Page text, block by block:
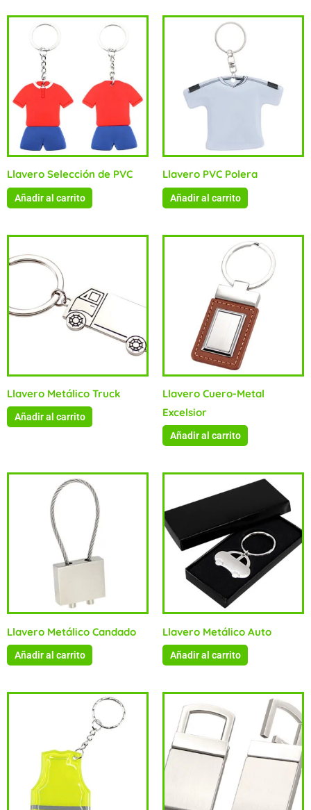
Llavero Selección de PVC
Añadir al carrito
Llavero PVC Polera
Añadir al carrito
Llavero Metálico Truck
Añadir al carrito
Llavero Cuero-Metal
Excelsior
Añadir al carrito
Llavero Metálico Candado
Añadir al carrito
Llavero Metálico Auto
Añadir al carrito